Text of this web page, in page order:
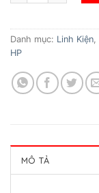
Danh mục: Linh Kiện
HP
MÔ TẢ